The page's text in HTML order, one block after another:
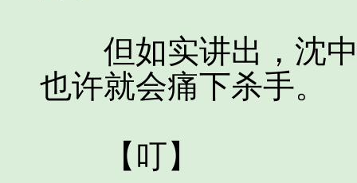
但如实讲出，沈中
也许就会痛下杀手。
【叮】